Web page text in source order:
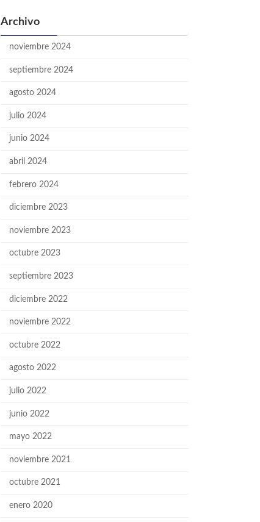
Archivo
noviembre 2024
septiembre 2024
agosto 2024
julio 2024
junio 2024
abril 2024
febrero 2024
diciembre 2023
noviembre 2023
octubre 2023
septiembre 2023
diciembre 2022
noviembre 2022
octubre 2022
agosto 2022
julio 2022
junio 2022
mayo 2022
noviembre 2021
octubre 2021
enero 2020